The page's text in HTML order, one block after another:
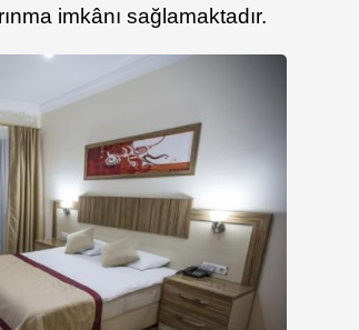
imkânı sağlamaktadır.